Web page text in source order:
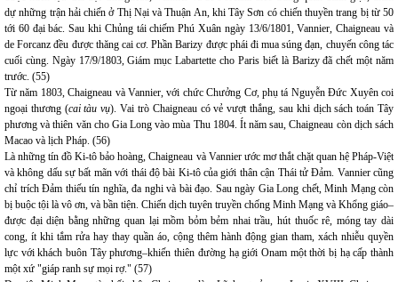
dự những trận hải chiến ở Thị Nại và Thuận An, khi Tây Sơn có chiến thuyền trang bị từ 50
tới 60 đại bác. Sau khi Chủng tái chiếm Phú Xuân ngày 13/6/1801, Vannier, Chaigneau và
de Forcanz đều được thăng cai cơ. Phần Barizy được phái đi mua súng đạn, chuyến công tác
cuối cùng. Ngày 17/9/1803, Giám mục Labartette cho Paris biết là Barizy đã chết một năm
trước. (55)
Từ năm 1803, Chaigneau và Vannier, với chức Chưởng Cơ, phụ tá Nguyễn Đức Xuyên coi
ngoại thương (cai tàu vụ). Vai trò Chaigneau có vẻ vượt thắng, sau khi dịch sách toán Tây
phương và thiên văn cho Gia Long vào mùa Thu 1804. Ít năm sau, Chaigneau còn dịch sách
Macao và lịch Pháp. (56)
Là những tín đồ Ki-tô bảo hoàng, Chaigneau và Vannier ước mơ thắt chặt quan hệ Pháp-Việt
và không dấu sự bất mãn với thái độ bài Ki-tô của giới thân cận Thái tử Đảm. Vannier cũng
chỉ trích Đảm thiếu tín nghĩa, đa nghi và bài đạo. Sau ngày Gia Long chết, Minh Mạng còn
bị buộc tội là vô ơn, và bần tiện. Chiến dịch tuyên truyền chống Minh Mạng và Khổng giáo–
được đại diện bằng những quan lại mồm bỏm bẻm nhai trầu, hút thuốc rê, móng tay dài
cong, ít khi tắm rửa hay thay quần áo, cộng thêm hành động gian tham, xách nhiễu quyền
lực với khách buôn Tây phương–khiến thiên đường hạ giới Onam một thời bị hạ cấp thành
một xứ "giáp ranh sự mọi rợ." (57)